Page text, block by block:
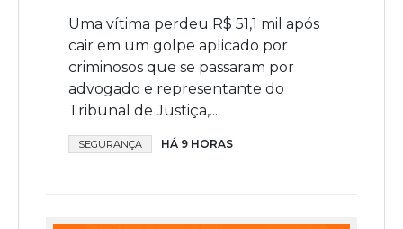
Uma vítima perdeu R$ 51,1 mil após
cair em um golpe aplicado por
criminosos que se passaram por
advogado e representante do
Tribunal de Justiça,...
SEGURANÇA HÁ 9 HORAS